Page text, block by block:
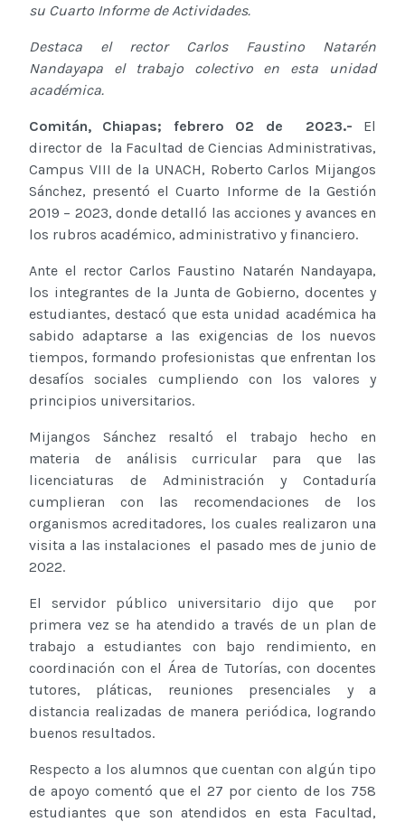
su Cuarto Informe de Actividades.
Destaca el rector Carlos Faustino Natarén
Nandayapa el trabajo colectivo en esta unidad
académica.
Comitán, Chiapas; febrero 02 de 2023.- El
director de la Facultad de Ciencias Administrativas,
Campus VIII de la UNACH, Roberto Carlos Mijangos
Sánchez, presentó el Cuarto Informe de la Gestión
2019 – 2023, donde detalló las acciones y avances en
los rubros académico, administrativo y financiero.
Ante el rector Carlos Faustino Natarén Nandayapa,
los integrantes de la Junta de Gobierno, docentes y
estudiantes, destacó que esta unidad académica ha
sabido adaptarse a las exigencias de los nuevos
tiempos, formando profesionistas que enfrentan los
desafíos sociales cumpliendo con los valores y
principios universitarios.
Mijangos Sánchez resaltó el trabajo hecho en
materia de análisis curricular para que las
licenciaturas de Administración y Contaduría
cumplieran con las recomendaciones de los
organismos acreditadores, los cuales realizaron una
visita a las instalaciones el pasado mes de junio de
2022.
El servidor público universitario dijo que por
primera vez se ha atendido a través de un plan de
trabajo a estudiantes con bajo rendimiento, en
coordinación con el Área de Tutorías, con docentes
tutores, pláticas, reuniones presenciales y a
distancia realizadas de manera periódica, logrando
buenos resultados.
Respecto a los alumnos que cuentan con algún tipo
de apoyo comentó que el 27 por ciento de los 758
estudiantes que son atendidos en esta Facultad,